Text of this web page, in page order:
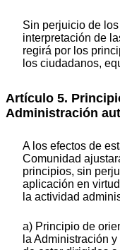
Sin perjuicio de
interpretación de
regirá por los
los ciudadanos,
Artículo 5.
Administración
A los efectos de
Comunidad
principios, sin
aplicación en
la actividad
a) Principio de
la Administración